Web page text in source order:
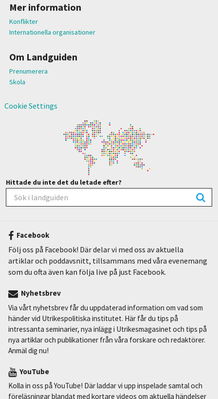
Mer information
Konflikter
Internationella organisationer
Om Landguiden
Prenumerera
Skola
Cookie Settings
Hittade du inte det du letade efter?
Facebook
Följ oss på Facebook! Där delar vi med oss av aktuella
artiklar och poddavsnitt, tillsammans med våra evenemang
som du ofta även kan följa live på just Facebook.
Nyhetsbrev
Via vårt nyhetsbrev får du uppdaterad information om vad som
händer vid Utrikespolitiska institutet. Här får du tips på
intressanta seminarier, nya inlägg i Utrikesmagasinet och tips på
nya artiklar och publikationer från våra forskare och redaktörer.
Anmäl dig nu!
YouTube
Kolla in oss på YouTube! Där laddar vi upp inspelade samtal och
föreläsningar blandat med kortare videos om aktuella händelser